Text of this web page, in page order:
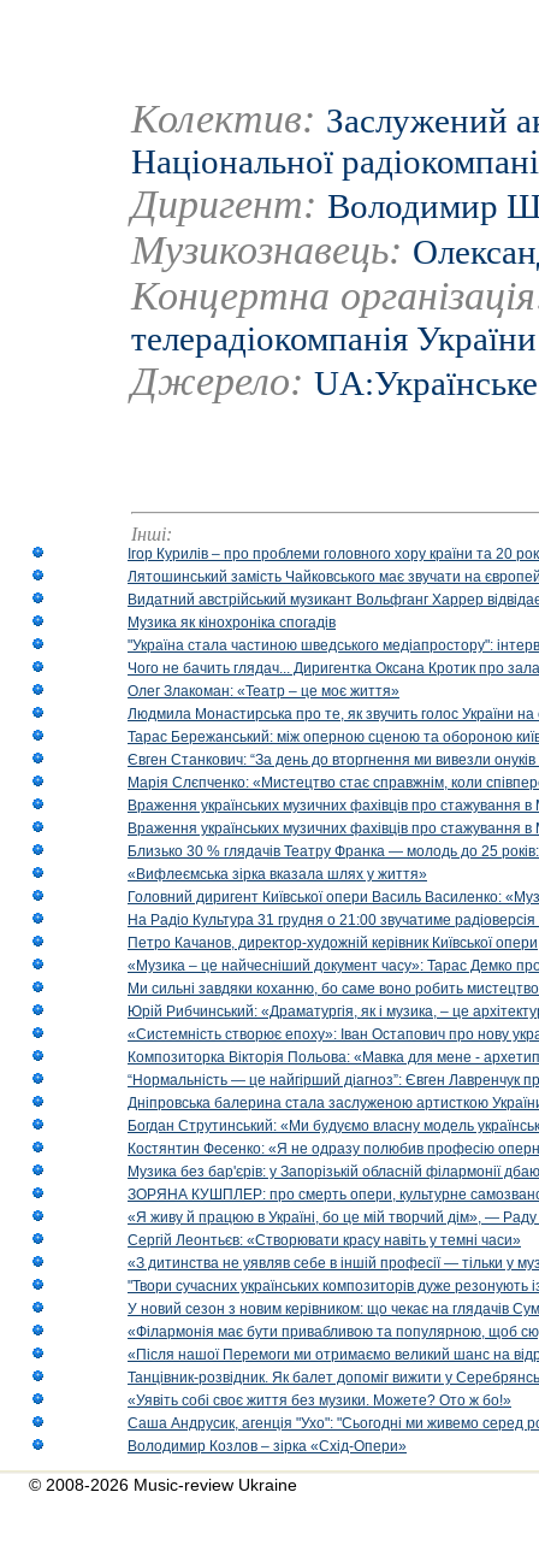
Колектив: Заслужений
Національної
Диригент: Володимир
Музикознавець:
Концертна
телерадіокомпанія України
Джерело:
Інші:
Ігор Курилів – про проблеми головного хору країни та 20
Лятошинський замість Чайковського має звучати на
Видатний австрійський музикант Вольфганг Харрер
Музика як кінохроніка спогадів
"Україна стала частиною шведського медіапростору":
Чого не бачить глядач... Диригентка Оксана Кротик про
Олег Злакоман: «Театр – це моє життя»
Людмила Монастирська про те, як звучить голос України на
Тарас Бережанський: між оперною сценою та обороною
Євген Станкович: “За день до вторгнення ми вивезли онуків
Марія Слєпченко: «Мистецтво стає справжнім, коли
Враження українських музичних фахівців про стажування
Враження українських музичних фахівців про стажування
Близько 30 % глядачів Театру Франка — молодь до 25
«Вифлеємська зірка вказала шлях у життя»
Головний диригент Київської опери Василь Василенко:
На Радіо Культура 31 грудня о 21:00 звучатиме
Петро Качанов, директор-художній керівник Київської опери
«Музика – це найчесніший документ часу»: Тарас Демко
Ми сильні завдяки коханню, бо саме воно робить
Юрій Рибчинський: «Драматургія, як і музика, – це
«Системність створює епоху»: Іван Остапович про нову
Композиторка Вікторія Польова: «Мавка для мене -
“Нормальність — це найгірший діагноз”: Євген Лавренчук
Дніпровська балерина стала заслуженою артисткою
Богдан Струтинський: «Ми будуємо власну модель
Костянтин Фесенко: «Я не одразу полюбив професію
Музика без бар'єрів: у Запорізькій обласній філармонії
ЗОРЯНА КУШПЛЕР: про смерть опери, культурне
«Я живу й працюю в Україні, бо це мій творчий дім», — Раду
Сергій Леонтьєв: «Створювати красу навіть у темні часи»
«З дитинства не уявляв себе в іншій професії — тільки у
"Твори сучасних українських композиторів дуже резонують
У новий сезон з новим керівником: що чекає на глядачів
«Філармонія має бути привабливою та популярною, щоб
«Після нашої Перемоги ми отримаємо великий шанс на
Танцівник-розвідник. Як балет допоміг вижити у
«Уявіть собі своє життя без музики. Можете? Ото ж бо!»
Саша Андрусик, агенція "Ухо": "Сьогодні ми живемо серед
Володимир Козлов – зірка «Схід-Опери»
© 2008-2026 Music-review Ukraine